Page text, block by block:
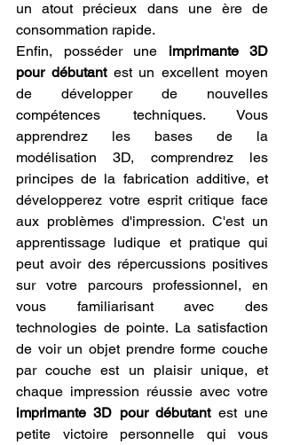
un atout précieux dans une ère de
consommation rapide.
Enfin, posséder une imprimante 3D
pour débutant est un excellent moyen
de développer de nouvelles
compétences techniques. Vous
apprendrez les bases de la
modélisation 3D, comprendrez les
principes de la fabrication additive, et
développerez votre esprit critique face
aux problèmes d'impression. C'est un
apprentissage ludique et pratique qui
peut avoir des répercussions positives
sur votre parcours professionnel, en
vous familiarisant avec des
technologies de pointe. La satisfaction
de voir un objet prendre forme couche
par couche est un plaisir unique, et
imprimante 3D pour débutant est une
petite victoire personnelle qui vous